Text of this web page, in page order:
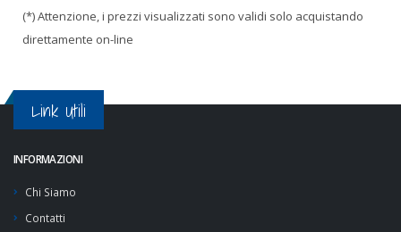
(*) Attenzione, i prezzi visualizzati sono validi solo acquistando
direttamente on-line
Link Utili
INFORMAZIONI
Chi Siamo
Contatti